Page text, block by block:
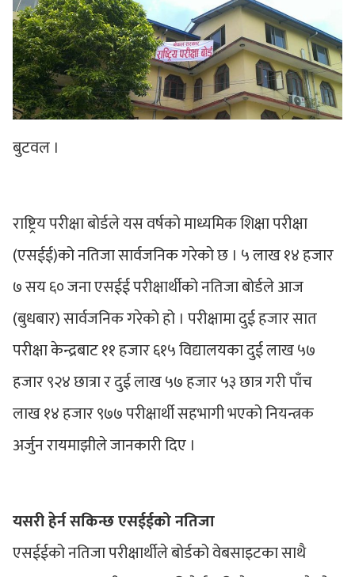
बुटवल ।
राष्ट्रिय परीक्षा बोर्डले यस वर्षको माध्यमिक शिक्षा परीक्षा
(एसईई)को नतिजा सार्वजनिक गरेकाे छ । ५ लाख १४ हजार
७ सय ६० जना एसईई परीक्षार्थीको नतिजा बोर्डले आज
(बुधबार) सार्वजनिक गरेको हो । परीक्षामा दुई हजार सात
परीक्षा केन्द्रबाट ११ हजार ६१५ विद्यालयका दुई लाख ५७
हजार ९२४ छात्रा र दुई लाख ५७ हजार ५३ छात्र गरी पाँच
लाख १४ हजार ९७७ परीक्षार्थी सहभागी भएको नियन्त्रक
अर्जुन रायमाझीले जानकारी दिए ।
यसरी हेर्न सकिन्छ एसईईको नतिजा
एसईईको नतिजा परीक्षार्थीले बोर्डको वेबसाइटका साथै